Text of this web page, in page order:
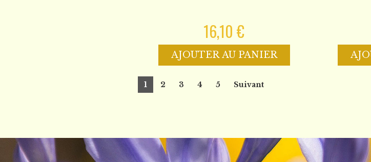
16,10 €
AJOUTER AU PANIER
1 2 3 4 5 Suivant